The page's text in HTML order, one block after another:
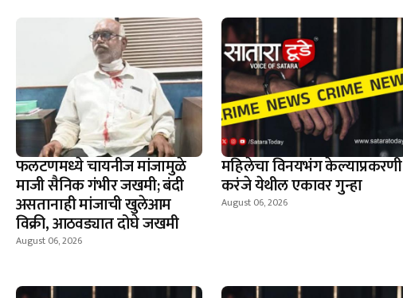
फलटणमध्ये चायनीज मांजामुळे
माजी सैनिक गंभीर जखमी; बंदी
असतानाही मांजाची खुलेआम
विक्री, आठवड्यात दोघे जखमी
August 06, 2026
महिलेचा विनयभंग केल्याप्रकरणी
करंजे येथील एकावर गुन्हा
August 06, 2026